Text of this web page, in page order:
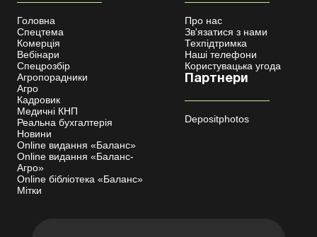
Головна
Спецтема
Комерція
Вебінари
Спецрозбір
Агропорадники
Агро
Кадровик
Медичні КНП
Реальна бухгалтерія
Новини
Online видання «Баланс»
Online видання «Баланс-
Агро»
Online бібліотека «Баланс»
Мітки
Про нас
Зв'язатися з нами
Техпідтримка
Наші телефони
Користувацька угода
Партнери
Depositphotos